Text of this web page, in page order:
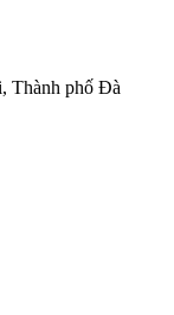
Thành phố Đà